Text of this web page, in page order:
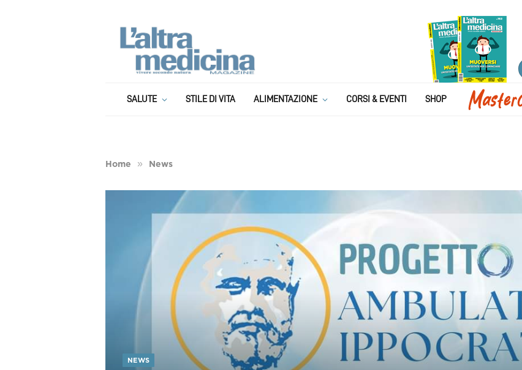
SALUTE STILE DI VITA ALIMENTAZIONE CORSI & EVENTI SHOP
Home » News
NEWS